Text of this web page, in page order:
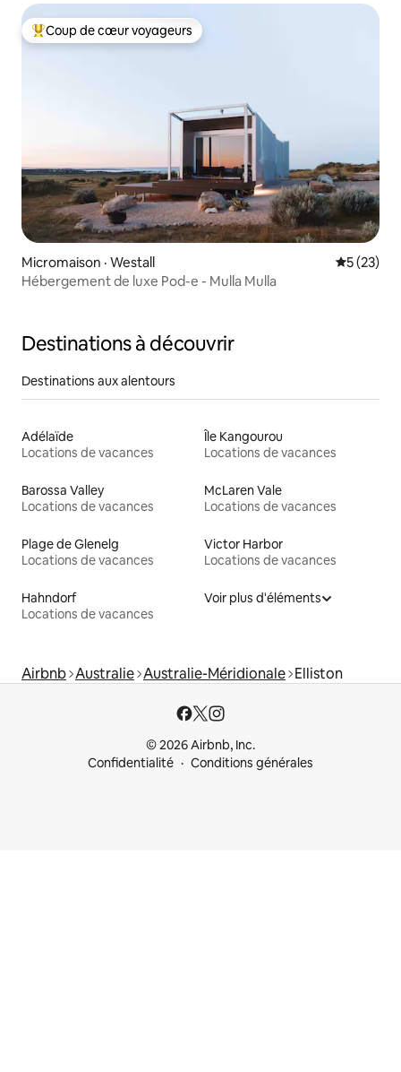
Coup de cœur voyageurs parmi les plus aimés
Coup de cœur voyageurs
Micromaison · Westall Note
5 (23)
Hébergement de luxe Pod-e - Mulla Mulla
Destinations à découvrir
Destinations aux alentours
Adélaïde
Locations de vacances
Île Kangourou
Locations de vacances
Barossa Valley
Locations de vacances
McLaren Vale
Locations de vacances
Plage de Glenelg
Locations de vacances
Victor Harbor
Locations de vacances
Hahndorf
Locations de vacances
Voir plus d'éléments
Airbnb Australie Australie-Méridionale Elliston
© 2026 Airbnb, Inc.
Confidentialité
Conditions générales